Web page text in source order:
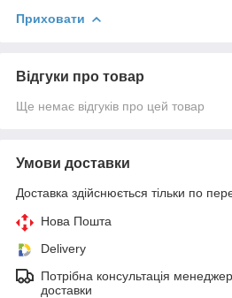
Приховати
Відгуки про товар
Ще немає відгуків про цей товар
Умови доставки
Доставка здійснюється тільки по
Нова Пошта
Delivery
Потрібна консультація
доставки